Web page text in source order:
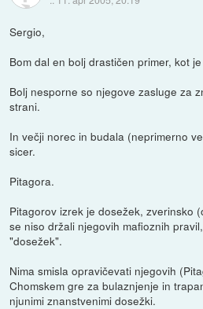
Sergio,
Bom dal en bolj drastičen primer, kot
Bolj nesporne so njegove zasluge za
strani.
In večji norec in budala (neprimerno
sicer.
Pitagora.
Pitagorov izrek je dosežek, zverinsko
se niso držali njegovih mafioznih
"dosežek".
Nima smisla opravičevati njegovih
Chomskem gre za bulaznjenje in
njunimi znanstvenimi dosežki.